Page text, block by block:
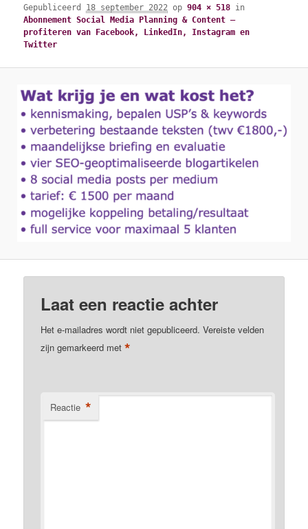
Gepubliceerd 18 september 2022 op904 × 518 in
Abonnement Social Media Planning & Content –
profiteren van Facebook, LinkedIn, Instagram en
Twitter
Laat een reactie achter
Het e-mailadres wordt niet gepubliceerd. Vereiste velden
zijn gemarkeerd met*
Reactie *